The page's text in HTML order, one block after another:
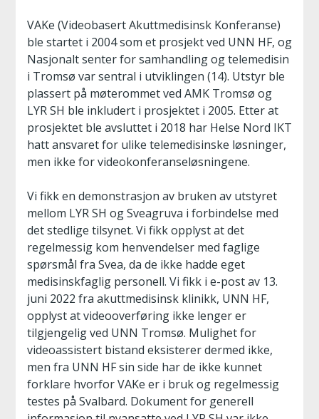
VAKe (Videobasert Akuttmedisinsk Konferanse)
ble startet i 2004 som et prosjekt ved UNN HF, og
Nasjonalt senter for samhandling og telemedisin
i Tromsø var sentral i utviklingen (14). Utstyr ble
plassert på møterommet ved AMK Tromsø og
LYR SH ble inkludert i prosjektet i 2005. Etter at
prosjektet ble avsluttet i 2018 har Helse Nord IKT
hatt ansvaret for ulike telemedisinske løsninger,
men ikke for videokonferanseløsningene.
Vi fikk en demonstrasjon av bruken av utstyret
mellom LYR SH og Sveagruva i forbindelse med
det stedlige tilsynet. Vi fikk opplyst at det
regelmessig kom henvendelser med faglige
spørsmål fra Svea, da de ikke hadde eget
medisinskfaglig personell. Vi fikk i e-post av 13.
juni 2022 fra akuttmedisinsk klinikk, UNN HF,
opplyst at videooverføring ikke lenger er
tilgjengelig ved UNN Tromsø. Mulighet for
videoassistert bistand eksisterer dermed ikke,
men fra UNN HF sin side har de ikke kunnet
forklare hvorfor VAKe er i bruk og regelmessig
testes på Svalbard. Dokument for generell